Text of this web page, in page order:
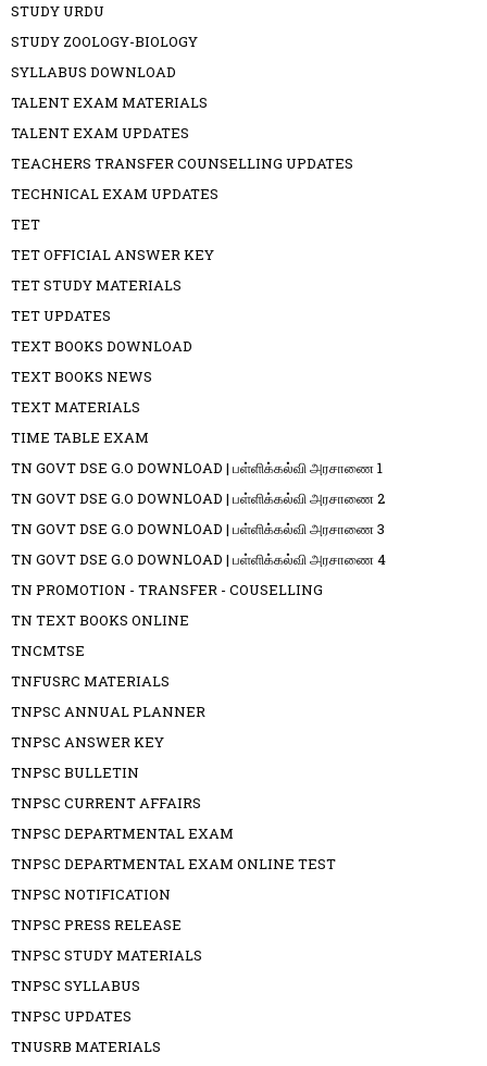
STUDY URDU
STUDY ZOOLOGY-BIOLOGY
SYLLABUS DOWNLOAD
TALENT EXAM MATERIALS
TALENT EXAM UPDATES
TEACHERS TRANSFER COUNSELLING UPDATES
TECHNICAL EXAM UPDATES
TET
TET OFFICIAL ANSWER KEY
TET STUDY MATERIALS
TET UPDATES
TEXT BOOKS DOWNLOAD
TEXT BOOKS NEWS
TEXT MATERIALS
TIME TABLE EXAM
TN GOVT DSE G.O DOWNLOAD | பள்ளிக்கல்வி அரசாணை 1
TN GOVT DSE G.O DOWNLOAD | பள்ளிக்கல்வி அரசாணை 2
TN GOVT DSE G.O DOWNLOAD | பள்ளிக்கல்வி அரசாணை 3
TN GOVT DSE G.O DOWNLOAD | பள்ளிக்கல்வி அரசாணை 4
TN PROMOTION - TRANSFER - COUSELLING
TN TEXT BOOKS ONLINE
TNCMTSE
TNFUSRC MATERIALS
TNPSC ANNUAL PLANNER
TNPSC ANSWER KEY
TNPSC BULLETIN
TNPSC CURRENT AFFAIRS
TNPSC DEPARTMENTAL EXAM
TNPSC DEPARTMENTAL EXAM ONLINE TEST
TNPSC NOTIFICATION
TNPSC PRESS RELEASE
TNPSC STUDY MATERIALS
TNPSC SYLLABUS
TNPSC UPDATES
TNUSRB MATERIALS